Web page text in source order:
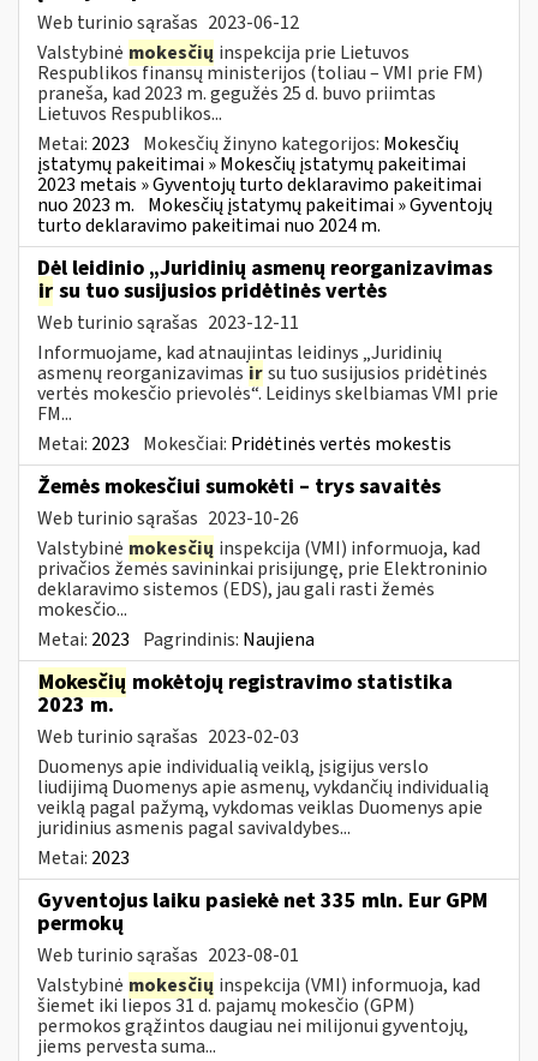
Web turinio sąrašas 2023-06-12
Valstybinė mokesčių inspekcija prie Lietuvos
Respublikos finansų ministerijos (toliau – VMI prie FM)
praneša, kad 2023 m. gegužės 25 d. buvo priimtas
Lietuvos Respublikos...
Metai: 2023 Mokesčių žinyno kategorijos: Mokesčių
įstatymų pakeitimai » Mokesčių įstatymų pakeitimai
2023 metais » Gyventojų turto deklaravimo pakeitimai
nuo 2023 m. Mokesčių įstatymų pakeitimai » Gyventojų
turto deklaravimo pakeitimai nuo 2024 m.
Dėl leidinio „Juridinių asmenų reorganizavimas
ir su tuo susijusios pridėtinės vertės
Web turinio sąrašas 2023-12-11
Informuojame, kad atnaujintas leidinys „Juridinių
asmenų reorganizavimas irsu tuo susijusios pridėtinės
vertės mokesčio prievolės“. Leidinys skelbiamas VMI prie
FM...
Metai: 2023 Mokesčiai: Pridėtinės vertės mokestis
Žemės mokesčiui sumokėti – trys savaitės
Web turinio sąrašas 2023-10-26
Valstybinė mokesčių inspekcija (VMI) informuoja, kad
privačios žemės savininkai prisijungę, prie Elektroninio
deklaravimo sistemos (EDS), jau gali rasti žemės
mokesčio...
Metai: 2023 Pagrindinis: Naujiena
Mokesčių mokėtojų registravimo statistika
2023 m.
Web turinio sąrašas 2023-02-03
Duomenys apie individualią veiklą, įsigijus verslo
liudijimą Duomenys apie asmenų, vykdančių individualią
veiklą pagal pažymą, vykdomas veiklas Duomenys apie
juridinius asmenis pagal savivaldybes...
Metai: 2023
Gyventojus laiku pasiekė net 335 mln. Eur GPM
permokų
Web turinio sąrašas 2023-08-01
Valstybinė mokesčių inspekcija (VMI) informuoja, kad
šiemet iki liepos 31 d. pajamų mokesčio (GPM)
permokos grąžintos daugiau nei milijonui gyventojų,
jiems pervesta suma...